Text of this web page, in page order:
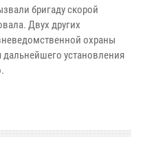
бригаду скорой
Двух других
охраны
установления